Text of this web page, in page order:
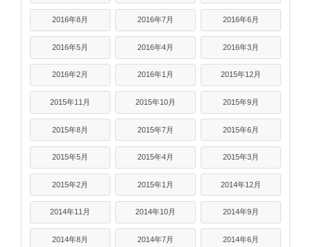
2016年8月 2016年7月 2016年6月
2016年5月 2016年4月 2016年3月
2016年2月 2016年1月 2015年12月
2015年11月 2015年10月 2015年9月
2015年8月 2015年7月 2015年6月
2015年5月 2015年4月 2015年3月
2015年2月 2015年1月 2014年12月
2014年11月 2014年10月 2014年9月
2014年8月 2014年7月 2014年6月